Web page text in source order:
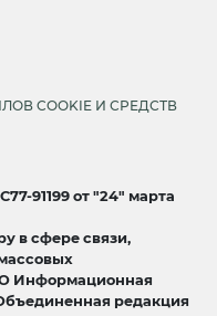
COOKIE И СРЕДСТВ
91199 от "24" марта
в сфере связи,
Информационная
редакция